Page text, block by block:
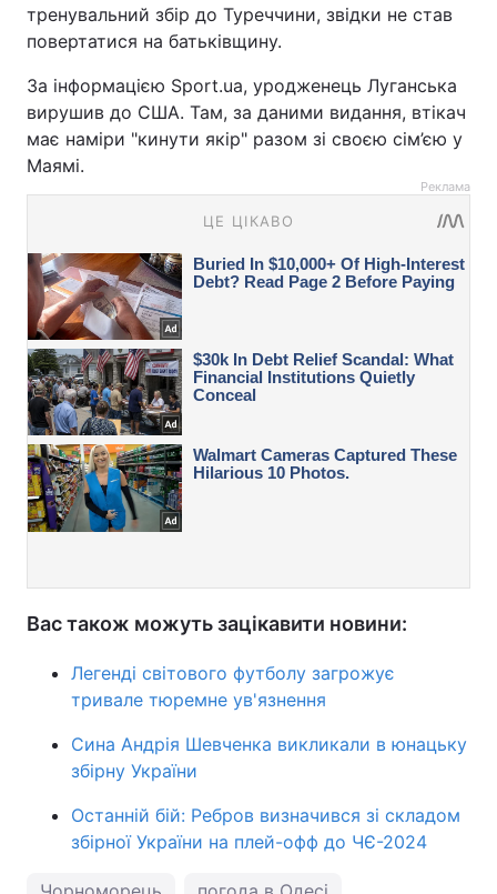
тренувальний збір до Туреччини, звідки не став
повертатися на батьківщину.
За інформацією Sport.ua, уродженець Луганська
вирушив до США. Там, за даними видання, втікач
має наміри "кинути якір" разом зі своєю сім’єю у
Маямі.
Реклама
Вас також можуть зацікавити новини:
Легенді світового футболу загрожує
тривале тюремне ув'язнення
Сина Андрія Шевченка викликали в юнацьку
збірну України
Останній бій: Ребров визначився зі складом
збірної України на плей-офф до ЧЄ-2024